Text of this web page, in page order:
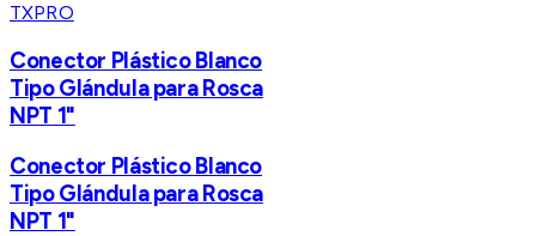
TXPRO
Conector Plástico Blanco
Tipo Glándula para Rosca
NPT 1"
Conector Plástico Blanco
Tipo Glándula para Rosca
NPT 1"